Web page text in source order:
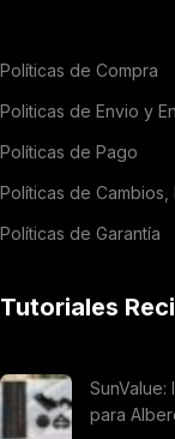
Políticas de Compra
Politicas de Envio y
Políticas de Pago
Políticas de
Políticas de Garantía
Tutoriales
para